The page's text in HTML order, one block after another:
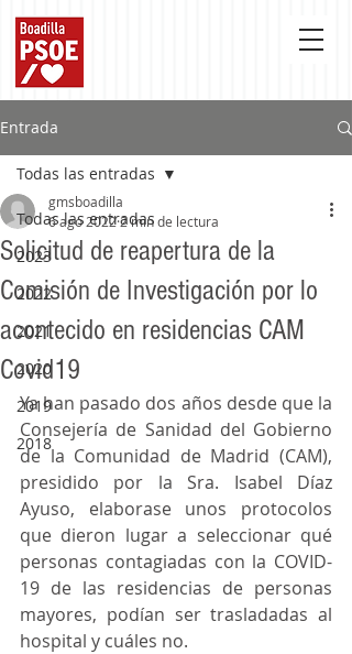
Entrada
Todas las entradas
2023
2022
2021
2020
2019
2018
Todas las entradas
Solicitud de reapertura de la
Comisión de Investigación por lo
acontecido en residencias CAM
Covid19
gmsboadilla
6 ago 20222 min de lectura
Ya han pasado dos años desde que la
Consejería de Sanidad del Gobierno
de la Comunidad de Madrid (CAM),
presidido por la Sra. Isabel Díaz
Ayuso, elaborase unos protocolos
que dieron lugar a seleccionar qué
personas contagiadas con la COVID-
19 de las residencias de personas
mayores, podían ser trasladadas al
hospital y cuáles no.